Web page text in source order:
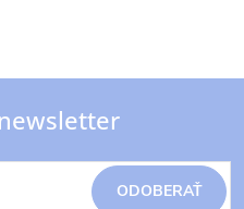
ODOBERAŤ